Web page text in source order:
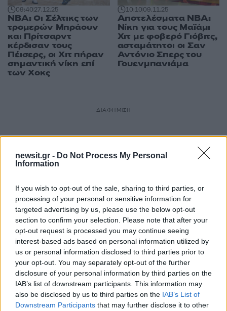
newsit.gr - Do Not Process My Personal
Information
If you wish to opt-out of the sale, sharing to third parties, or
processing of your personal or sensitive information for
targeted advertising by us, please use the below opt-out
section to confirm your selection. Please note that after your
opt-out request is processed you may continue seeing
interest-based ads based on personal information utilized by
us or personal information disclosed to third parties prior to
your opt-out. You may separately opt-out of the further
disclosure of your personal information by third parties on the
IAB’s list of downstream participants. This information may
also be disclosed by us to third parties on the IAB’s List of
Downstream Participants that may further disclose it to other
09:4027.12.25
NBA: Οι Σέλτικς των
τρομερών Μπράουν
και Πρίτσαρντ
κέρδισαν τους
Πέισερς, οι Χιτ πήραν
σημαντική νίκη επί
των Χοκς
10:1009.11.25
Αποτελέσματα NBA:
Νίκη για τους Μαϊάμι
Χιτ με φοβερό Γιόβιτς,
ασταμάτητοι οι Σαν
Αντόνιο Σπερς του
Γουενμπανιάμα
ΔΙΑΦΗΜΙΣΗ